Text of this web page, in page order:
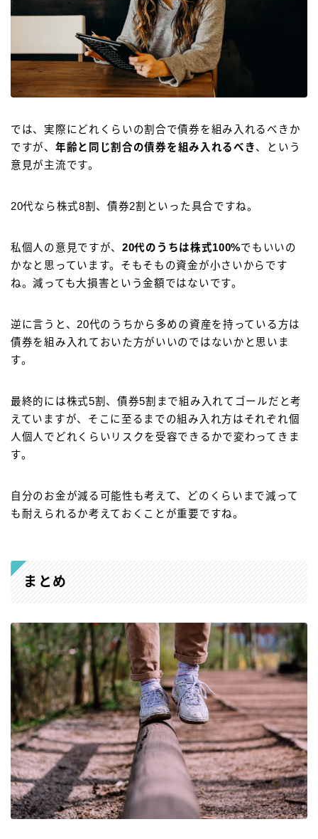
では、実際にどれくらいの割合で債券を組み入れるべきか
ですが、 年齢と同じ割合の債券を組み入れるべき、という
意見が主流です。
20代なら株式8割、債券2割といった具合ですね。
私個人の意見ですが、 20代のうちは株式100%でもいいの
かなと思っています。そもそもの資金が小さいからです
ね。減っても大損害という金額ではないです。
逆に言うと、20代のうちから多めの資産を持っている方は
債券を組み入れておいた方がいいのではないかと思いま
す。
最終的には株式5割、債券5割まで組み入れてゴールだと考
えていますが、そこに至るまでの組み入れ方はそれぞれ個
人個人でどれくらいリスクを受容できるかで変わってきま
す。
自分のお金が減る可能性も考えて、どのくらいまで減って
も耐えられるか考えておくことが重要ですね。
まとめ